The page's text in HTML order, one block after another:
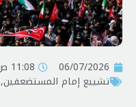
06/07/2026
11:08 ص
تشييع إمام المستضعفين,